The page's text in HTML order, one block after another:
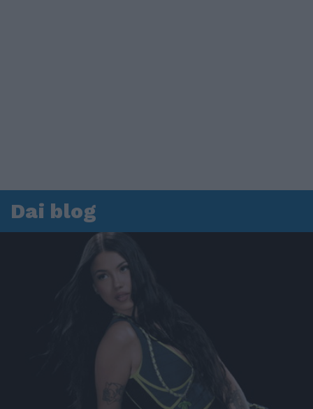
Dai blog